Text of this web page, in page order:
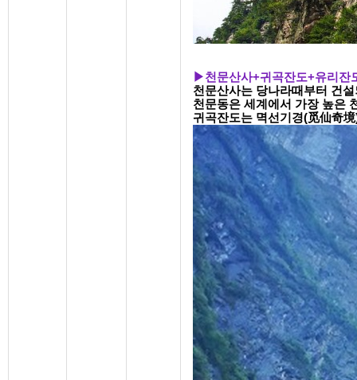
▶천문산사+귀곡잔도+유리잔
천문산사는 당나라때부터 건
천문동은 세계에서 가장 높은
귀곡잔도는 멱선기경(觅仙奇